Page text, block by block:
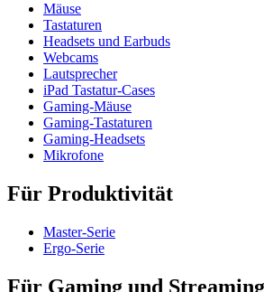
Mäuse
Tastaturen
Headsets und Earbuds
Webcams
Lautsprecher
iPad Tastatur-Cases
Gaming-Mäuse
Gaming-Tastaturen
Gaming-Headsets
Mikrofone
Für Produktivität
Master-Serie
Ergo-Serie
Für Gaming und Streaming